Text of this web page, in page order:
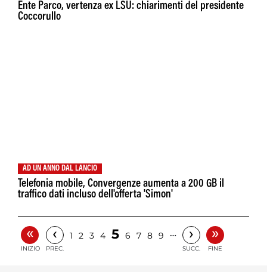
Ente Parco, vertenza ex LSU: chiarimenti del presidente
Coccorullo
AD UN ANNO DAL LANCIO
Telefonia mobile, Convergenze aumenta a 200 GB il
traffico dati incluso dell'offerta 'Simon'
«
INIZIO
‹
PREC.
1 2 3 4 5 6 7 8 9 … ›
SUCC.
»
FINE